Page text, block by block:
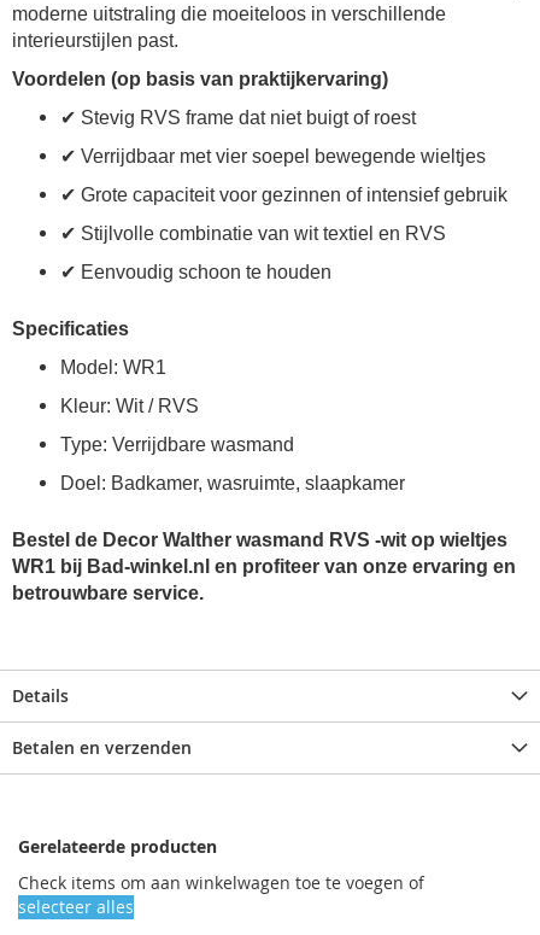
moderne uitstraling die moeiteloos in verschillende
interieurstijlen past.
Voordelen (op basis van praktijkervaring)
✔ Stevig RVS frame dat niet buigt of roest
✔ Verrijdbaar met vier soepel bewegende wieltjes
✔ Grote capaciteit voor gezinnen of intensief gebruik
✔ Stijlvolle combinatie van wit textiel en RVS
✔ Eenvoudig schoon te houden
Specificaties
Model: WR1
Kleur: Wit / RVS
Type: Verrijdbare wasmand
Doel: Badkamer, wasruimte, slaapkamer
Bestel de Decor Walther wasmand RVS -wit op wieltjes
WR1 bij Bad-winkel.nl en profiteer van onze ervaring en
betrouwbare service.
Details
Betalen en verzenden
Gerelateerde producten
Check items om aan winkelwagen toe te voegen of
selecteer alles